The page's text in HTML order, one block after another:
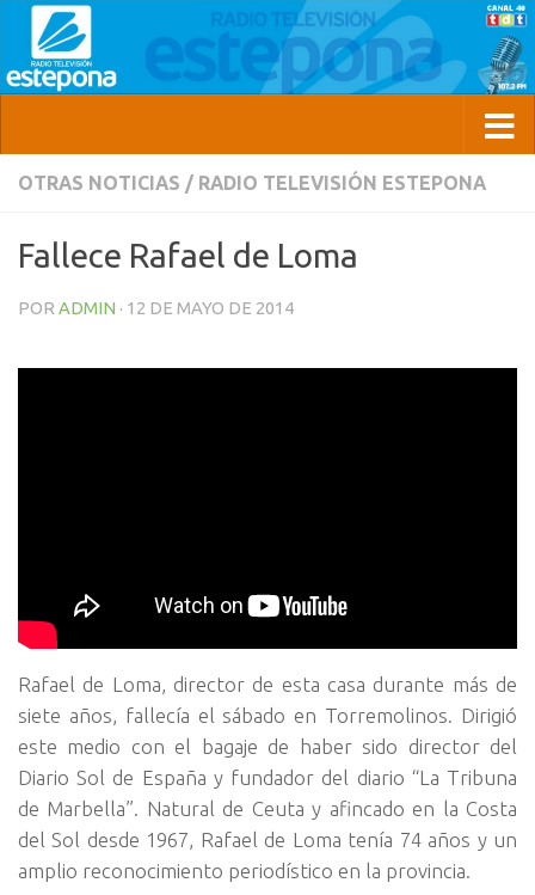
OTRAS NOTICIAS / RADIO TELEVISIÓN ESTEPONA
Fallece Rafael de Loma
POR ADMIN · 12 DE MAYO DE 2014
Rafael de Loma, director de esta casa durante más de
siete años, fallecía el sábado en Torremolinos. Dirigió
este medio con el bagaje de haber sido director del
Diario Sol de España y fundador del diario “La Tribuna
de Marbella”. Natural de Ceuta y afincado en la Costa
del Sol desde 1967, Rafael de Loma tenía 74 años y un
amplio reconocimiento periodístico en la provincia.